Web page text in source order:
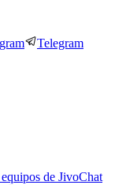
Telegram
de JivoChat